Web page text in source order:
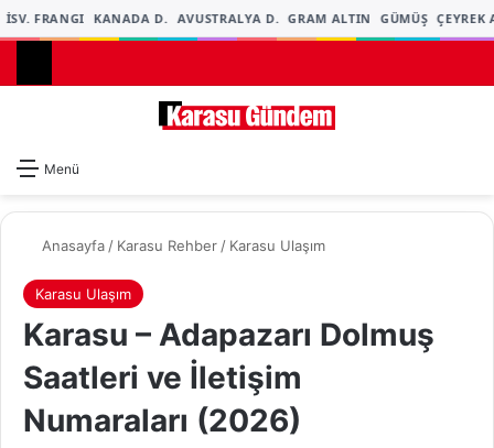
FRANGI KANADA D. AVUSTRALYA D. GRAM ALTIN GÜMÜŞ ÇEYREK
Menü
Anasayfa / Karasu Rehber / Karasu Ulaşım
Karasu Ulaşım
Karasu – Adapazarı Dolmuş
Saatleri ve İletişim
Numaraları (2026)